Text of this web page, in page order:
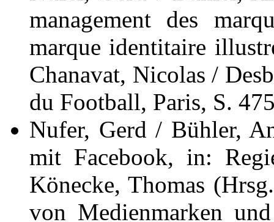
management des
marque identitaire
Chanavat, Nicolas /
du Football, Paris, S.
Nufer, Gerd / Bühler,
mit Facebook, in:
Könecke, Thomas
von Medienmarken